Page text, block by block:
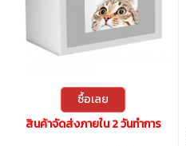
ซื้อเลย
สินค้าจัดส่งภายใน 2 วันทำการ